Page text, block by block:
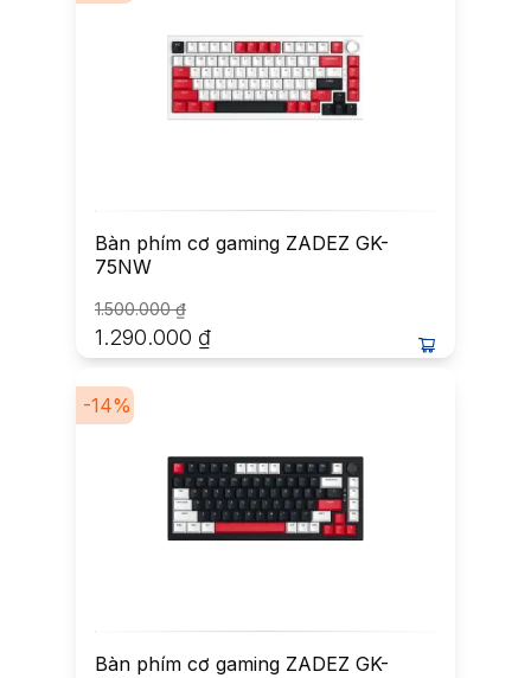
Bàn phím cơ gaming ZADEZ GK-
75NW
1.500.000₫
1.290.000 ₫
-14%
Bàn phím cơ gaming ZADEZ GK-